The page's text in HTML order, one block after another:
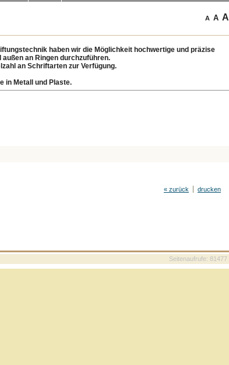
A A A
haben wir die Möglichkeit hochwertige und präzise
außen an Ringen durchzuführen.
an Schriftarten zur Verfügung.
in Metall und Plaste.
drucken
« zurück
Seitenaufrufe: 81477